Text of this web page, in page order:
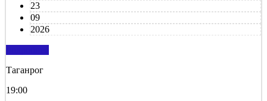
23
09
2026
Таганрог
19:00